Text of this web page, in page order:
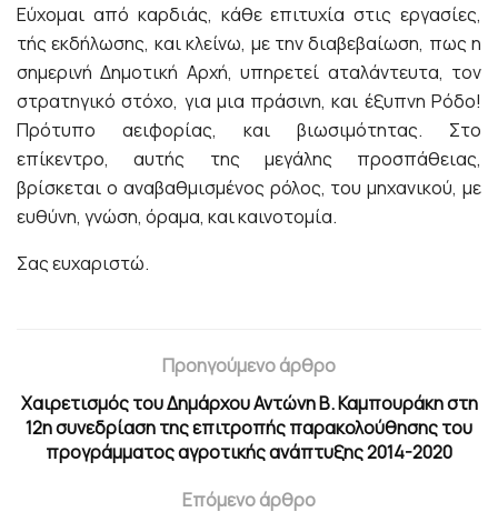
Εύχομαι από καρδιάς, κάθε επιτυχία στις εργασίες,
τής εκδήλωσης, και κλείνω, με την διαβεβαίωση, πως η
σημερινή Δημοτική Αρχή, υπηρετεί αταλάντευτα, τον
στρατηγικό στόχο, για μια πράσινη, και έξυπνη Ρόδο!
Πρότυπο αειφορίας, και βιωσιμότητας. Στο
επίκεντρο, αυτής της μεγάλης προσπάθειας,
βρίσκεται ο αναβαθμισμένος ρόλος, του μηχανικού, με
ευθύνη, γνώση, όραμα, και καινοτομία.
Σας ευχαριστώ.
Προηγούμενο άρθρο
Χαιρετισμός του Δημάρχου Αντώνη Β. Καμπουράκη στη
12η συνεδρίαση της επιτροπής παρακολούθησης του
προγράμματος αγροτικής ανάπτυξης 2014-2020
Επόμενο άρθρο